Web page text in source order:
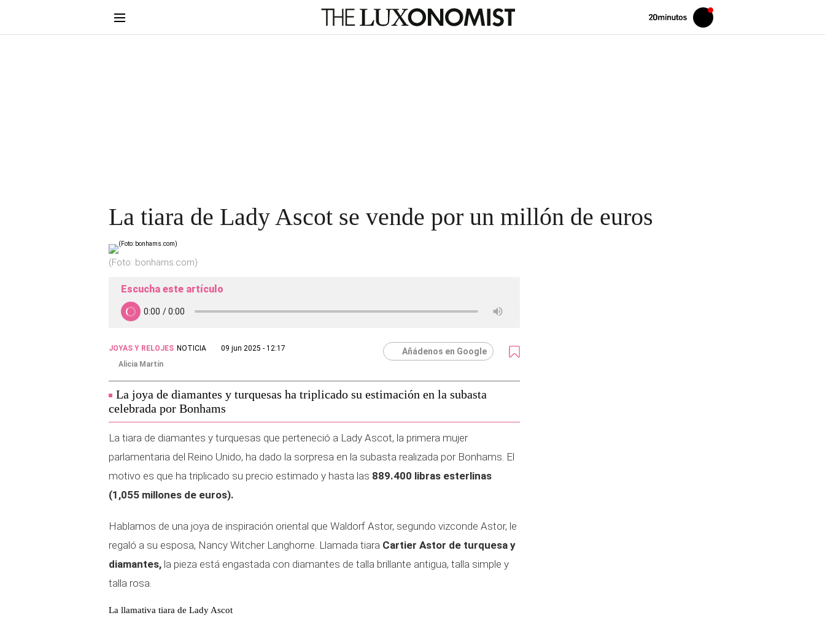
Volver
Iniciar
sesión
La tiara de Lady Ascot se vende por un millón de euros
(Foto: bonhams.com)
Escucha este artículo
JOYAS Y RELOJES NOTICIA
09 jun 2025 - 12:17
Alicia Martín
Añádenos en Google
La joya de diamantes y turquesas ha triplicado su estimación en la subasta
celebrada por Bonhams
La tiara de diamantes y turquesas que perteneció a Lady Ascot, la primera mujer
parlamentaria del Reino Unido, ha dado la sorpresa en la subasta realizada por Bonhams. El
motivo es que ha triplicado su precio estimado y hasta las 889.400 libras esterlinas
(1,055 millones de euros).
Hablamos de una joya de inspiración oriental que Waldorf Astor, segundo vizconde Astor, le
regaló a su esposa, Nancy Witcher Langhorne. Llamada tiara Cartier Astor de turquesa y
diamantes, la pieza está engastada con diamantes de talla brillante antigua, talla simple y
talla rosa.
La llamativa tiara de Lady Ascot